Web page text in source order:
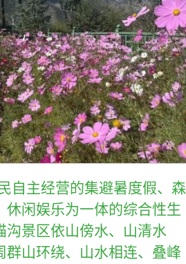
自主经营的集避暑度假、森
休闲娱乐为一体的综合性生
沟景区依山傍水、山清水
群山环绕、山水相连、叠峰